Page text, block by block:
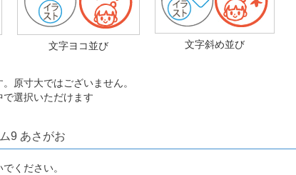
文字ヨコ並び 文字斜め並び
原寸大ではございません。
で選択いただけます
9 あさがお
ください。